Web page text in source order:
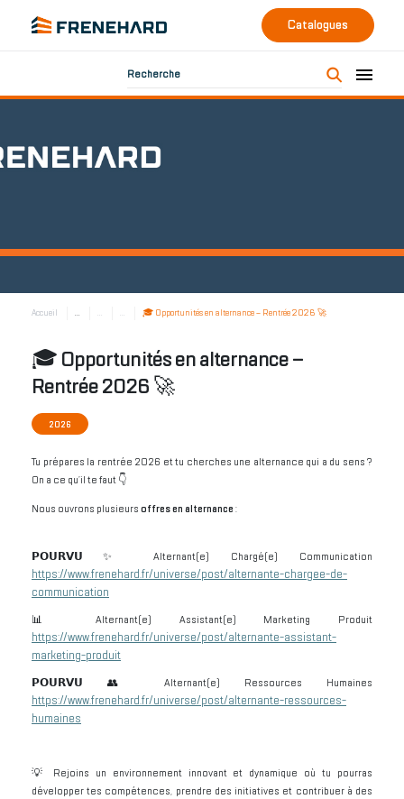
Recherche
Catalogues
Accueil ... ... ... 🎓 Opportunités en alternance – Rentrée 2026 🚀
🎓 Opportunités en alternance –
Rentrée 2026 🚀
2026
Tu prépares la rentrée 2026 et tu cherches une alternance qui a du sens ?
On a ce qu’il te faut 👇
Nous ouvrons plusieursoffres en alternance:
𝗣𝗢𝗨𝗥𝗩𝗨✨ Alternant(e) Chargé(e) Communication
https://www.frenehard.fr/universe/post/alternante-chargee-de-
communication
📊 Alternant(e) Assistant(e) Marketing Produit
https://www.frenehard.fr/universe/post/alternante-assistant-
marketing-produit
𝗣𝗢𝗨𝗥𝗩𝗨 👥 Alternant(e) Ressources Humaines
https://www.frenehard.fr/universe/post/alternante-ressources-
humaines
💡 Rejoins un environnement innovant et dynamique où tu pourras
développer tes compétences, prendre des initiatives et contribuer à des